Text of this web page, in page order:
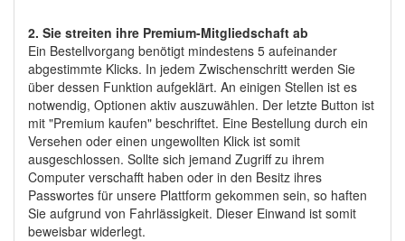
2. Sie streiten ihre Premium-Mitgliedschaft ab
Ein Bestellvorgang benötigt mindestens 5 aufeinander
abgestimmte Klicks. In jedem Zwischenschritt werden Sie
über dessen Funktion aufgeklärt. An einigen Stellen ist es
notwendig, Optionen aktiv auszuwählen. Der letzte Button ist
mit "Premium kaufen" beschriftet. Eine Bestellung durch ein
Versehen oder einen ungewollten Klick ist somit
ausgeschlossen. Sollte sich jemand Zugriff zu ihrem
Computer verschafft haben oder in den Besitz ihres
Passwortes für unsere Plattform gekommen sein, so haften
Sie aufgrund von Fahrlässigkeit. Dieser Einwand ist somit
beweisbar widerlegt.